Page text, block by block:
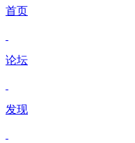
首页
论坛
发现